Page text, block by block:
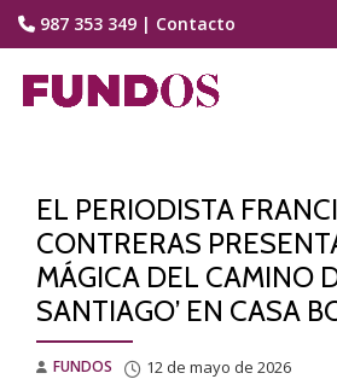
contenido
987 353 349 | Contacto
EL PERIODISTA
CONTRERAS
MÁGICA DEL CAMINO
SANTIAGO’ EN CASA
FUNDOS 12 de mayo de 2026